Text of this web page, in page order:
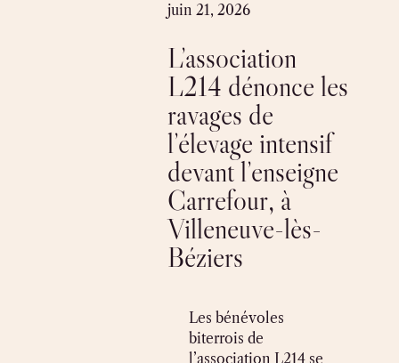
juin 21, 2026
L’association
L214 dénonce les
ravages de
l’élevage intensif
devant l’enseigne
Carrefour, à
Villeneuve-lès-
Béziers
Les bénévoles
biterrois de
l’association L214 se